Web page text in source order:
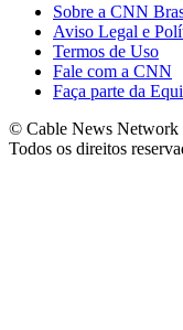
Sobre a CNN
Aviso Legal e
Termos de Uso
Fale com a CNN
Faça parte da
© Cable News
Todos os direitos